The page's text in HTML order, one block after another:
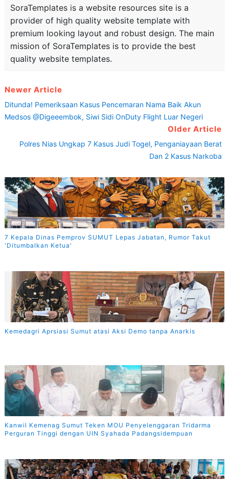
SoraTemplates is a website resources site is a
provider of high quality website template with
premium looking layout and robust design. The main
mission of SoraTemplates is to provide the best
quality website templates.
Newer Article
Ditunda! Pemeriksaan Kasus Pencemaran Nama Baik Akun
Medsos @digeeembok, Siwi Sidi OnDuty Flight Luar Negeri
Older Article
Polres Nias Ungkap 7 Kasus Judi Togel, Penganiayaan Berat
Dan 2 Kasus Narkoba
7 Kepala Dinas Pemprov SUMUT Lepas Jabatan, Rumor Takut
'Ditumbalkan Ketua'
Kemedagri Aprsiasi Sumut atasi Aksi Demo tanpa Anarkis
Kanwil Kemenag Sumut Teken MOU Penyelenggaran Tridarma
Perguran Tinggi dengan UIN Syahada Padangsidempuan